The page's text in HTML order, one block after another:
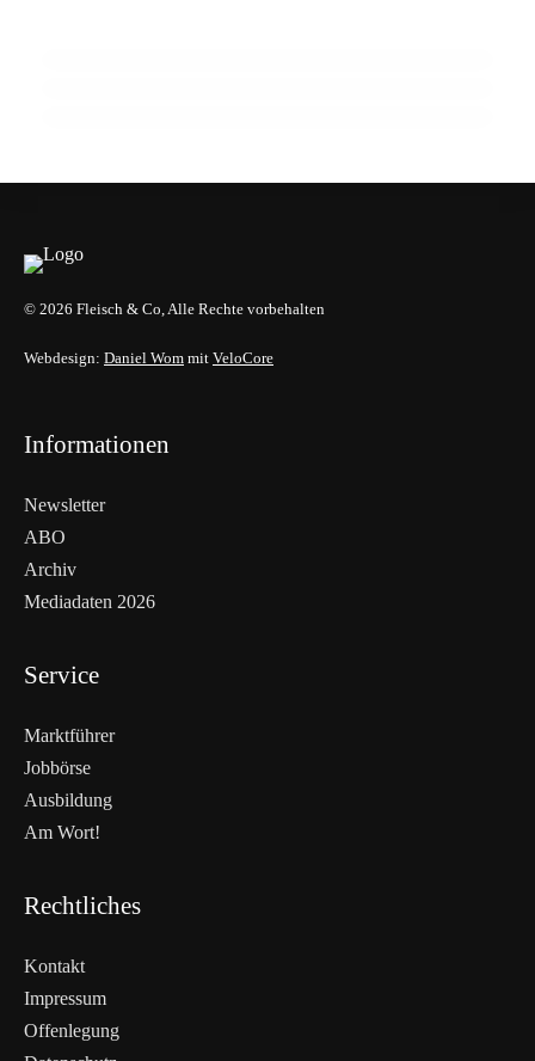
WEITERLESEN
© 2026 Fleisch & Co, Alle Rechte vorbehalten
Webdesign: Daniel Wom mit VeloCore
Informationen
Newsletter
ABO
Archiv
Mediadaten 2026
Service
Marktführer
Jobbörse
Ausbildung
Am Wort!
Rechtliches
Kontakt
Impressum
Offenlegung